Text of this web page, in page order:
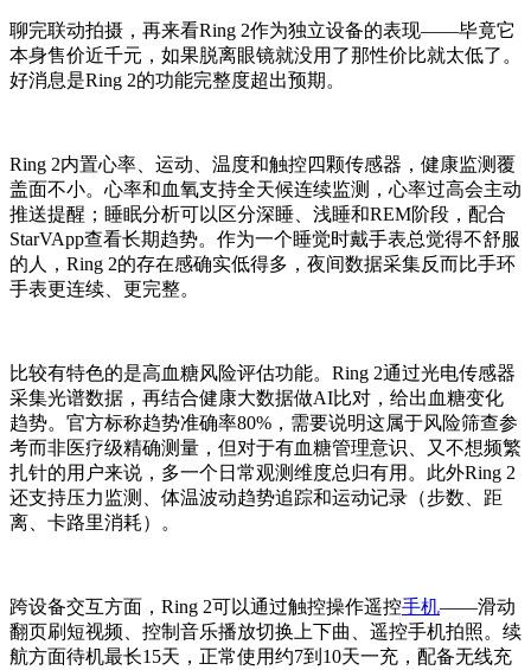
聊完联动拍摄，再来看Ring 2作为独立设备的表现——毕竟它
本身售价近千元，如果脱离眼镜就没用了那性价比就太低了。
好消息是Ring 2的功能完整度超出预期。
Ring 2内置心率、运动、温度和触控四颗传感器，健康监测覆
盖面不小。心率和血氧支持全天候连续监测，心率过高会主动
推送提醒；睡眠分析可以区分深睡、浅睡和REM阶段，配合
StarVApp查看长期趋势。作为一个睡觉时戴手表总觉得不舒服
的人，Ring 2的存在感确实低得多，夜间数据采集反而比手环
手表更连续、更完整。
比较有特色的是高血糖风险评估功能。Ring 2通过光电传感器
采集光谱数据，再结合健康大数据做AI比对，给出血糖变化
趋势。官方标称趋势准确率80%，需要说明这属于风险筛查参
考而非医疗级精确测量，但对于有血糖管理意识、又不想频繁
扎针的用户来说，多一个日常观测维度总归有用。此外Ring 2
还支持压力监测、体温波动趋势追踪和运动记录（步数、距
离、卡路里消耗）。
跨设备交互方面，Ring 2可以通过触控操作遥控手机——滑动
翻页刷短视频、控制音乐播放切换上下曲、遥控手机拍照。续
航方面待机最长15天，正常使用约7到10天一充，配备无线充